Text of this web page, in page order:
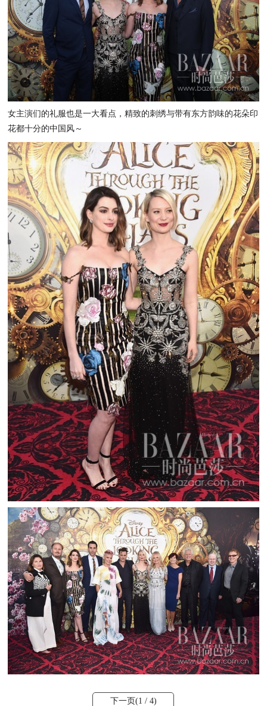
女主演们的礼服也是一大看点，精致的刺绣与带有东方韵味的花朵印
花都十分的中国风～
下一页(1 / 4)